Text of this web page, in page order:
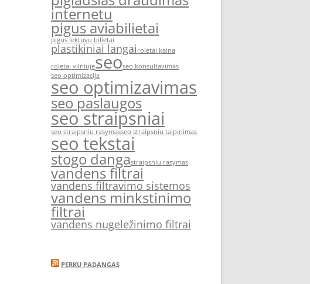
internetu
pigus aviabilietai
pigus lektuvu bilietai
plastikiniai langai roletai kaina
roletai vilniujeseoseo konsultavimas
seo optimizacija
seo optimizavimas
seo paslaugos
seo straipsniai
seo straipsniu rasymasseo straipsniu talpinimas
seo tekstai
stogo dangastraipsniu rasymas
vandens filtrai
vandens filtravimo sistemos
vandens minkstinimo
filtrai
vandens nugeležinimo filtrai
PERKU PADANGAS